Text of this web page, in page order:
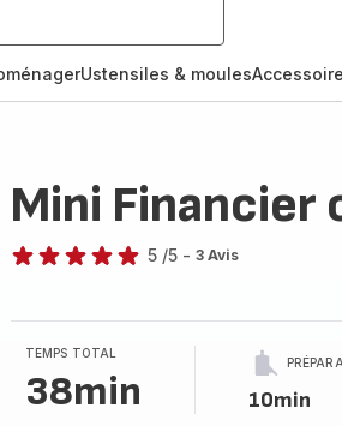
Ustensiles & moules
Mini Financier
étoiles
(moyenne)
5 /5 - 3 Avis
TEMPS TOTAL
38min 10min